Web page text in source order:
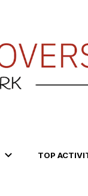
TOP